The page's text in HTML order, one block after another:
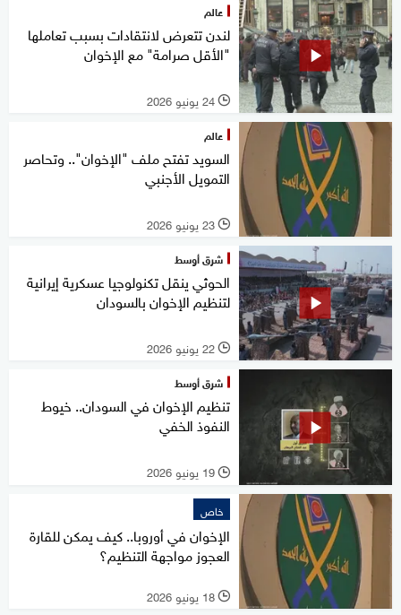
عالم
لندن تتعرض لانتقادات بسبب تعاملها
"الأقل صرامة" مع الإخوان
l 24 يونيو 2026
عالم
السويد تفتح ملف "الإخوان".. وتحاصر
التمويل الأجنبي
l 23 يونيو 2026
شرق أوسط
الحوثي ينقل تكنولوجيا عسكرية إيرانية
لتنظيم الإخوان بالسودان
l 22 يونيو 2026
شرق أوسط
تنظيم الإخوان في السودان.. خيوط
النفوذ الخفي
l 19 يونيو 2026
خاص
الإخوان في أوروبا.. كيف يمكن للقارة
العجوز مواجهة التنظيم؟
l 18 يونيو 2026